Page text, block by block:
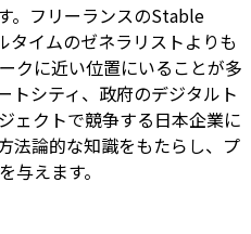
。フリーランスのStable
イムのゼネラリストよりも
クに近い位置にいることが多
トシティ、政府のデジタルト
ェクトで競争する日本企業に
法論的な知識をもたらし、プ
与えます。